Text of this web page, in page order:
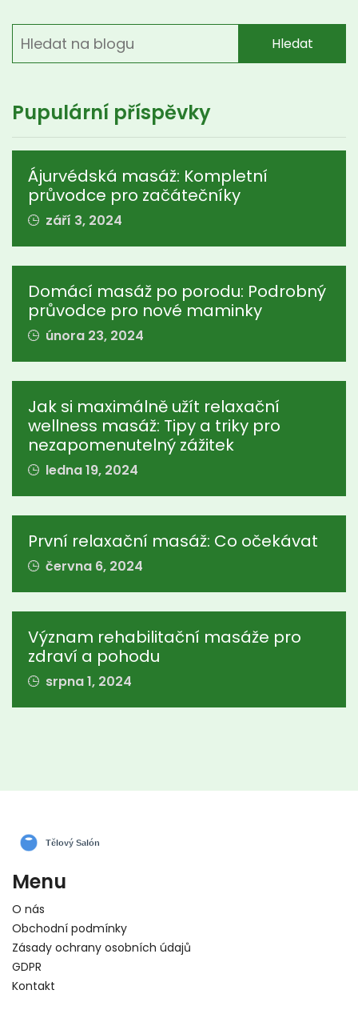
Hledat
Pupulární příspěvky
Ájurvédská masáž: Kompletní
průvodce pro začátečníky
září 3, 2024
Domácí masáž po porodu: Podrobný
průvodce pro nové maminky
února 23, 2024
Jak si maximálně užít relaxační
wellness masáž: Tipy a triky pro
nezapomenutelný zážitek
ledna 19, 2024
První relaxační masáž: Co očekávat
června 6, 2024
Význam rehabilitační masáže pro
zdraví a pohodu
srpna 1, 2024
Menu
O nás
Obchodní podmínky
Zásady ochrany osobních údajů
GDPR
Kontakt